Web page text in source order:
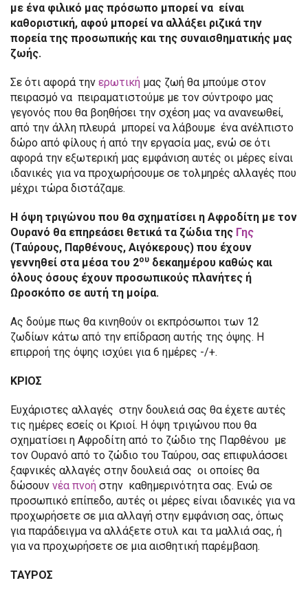
με ένα φιλικό μας πρόσωπο μπορεί να είναι
καθοριστική, αφού μπορεί να αλλάξει ριζικά την
πορεία της προσωπικής και της συναισθηματικής μας
ζωής.
Σε ότι αφορά την ερωτική μας ζωή θα μπούμε στον
πειρασμό να πειραματιστούμε με τον σύντροφο μας
γεγονός που θα βοηθήσει την σχέση μας να ανανεωθεί,
από την άλλη πλευρά μπορεί να λάβουμε ένα ανέλπιστο
δώρο από φίλους ή από την εργασία μας, ενώ σε ότι
αφορά την εξωτερική μας εμφάνιση αυτές οι μέρες είναι
ιδανικές για να προχωρήσουμε σε τολμηρές αλλαγές που
μέχρι τώρα διστάζαμε.
Η όψη τριγώνου που θα σχηματίσει η Αφροδίτη με τον
Ουρανό θα επηρεάσει θετικά τα ζώδια της Γης
(Ταύρους, Παρθένους, Αιγόκερους) που έχουν
γεννηθεί στα μέσα του 2ου δεκαημέρου καθώς και
όλους όσους έχουν προσωπικούς πλανήτες ή
Ωροσκόπο σε αυτή τη μοίρα.
Ας δούμε πως θα κινηθούν οι εκπρόσωποι των 12
ζωδίων κάτω από την επίδραση αυτής της όψης. Η
επιρροή της όψης ισχύει για 6 ημέρες -/+.
ΚΡΙΟΣ
Ευχάριστες αλλαγές στην δουλειά σας θα έχετε αυτές
τις ημέρες εσείς οι Κριοί. Η όψη τριγώνου που θα
σχηματίσει η Αφροδίτη από το ζώδιο της Παρθένου με
τον Ουρανό από το ζώδιο του Ταύρου, σας επιφυλάσσει
ξαφνικές αλλαγές στην δουλειά σας οι οποίες θα
δώσουν νέα πνοή στην καθημερινότητα σας. Ενώ σε
προσωπικό επίπεδο, αυτές οι μέρες είναι ιδανικές για να
προχωρήσετε σε μια αλλαγή στην εμφάνιση σας, όπως
για παράδειγμα να αλλάξετε στυλ και τα μαλλιά σας, ή
για να προχωρήσετε σε μια αισθητική παρέμβαση.
ΤΑΥΡΟΣ